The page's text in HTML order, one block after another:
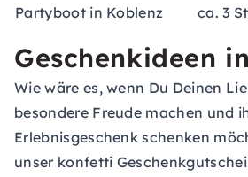
Partyboot in Koblenz
ca. 3
Geschenkideen
Wie wäre es, wenn Du Deinen
besondere Freude machen und
Erlebnisgeschenk schenken
unser konfetti